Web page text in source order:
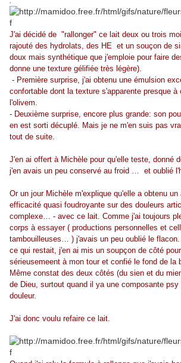
J'ai décidé de "rallonger" ce lait deux ou trois
rajouté des hydrolats, des HE et un souçon de
doux mais synthétique que j'emploie pour faire
donne une texture gélifiée très légère).
- Première surprise, j'ai obtenu une émulsion
confortable dont la texture s'apparente presque
l'olivem.
- Deuxième surprise, encore plus grande: son
en est sorti décuplé. Mais je ne m'en suis pas
tout de suite.
J'en ai offert à Michèle pour qu'elle teste, donné
j'en avais un peu conservé au froid … et oublié
Or un jour Michèle m'explique qu'elle a obtenu un
efficacité quasi foudroyante sur des douleurs
complexe… - avec ce lait. Comme j'ai toujours
corps à essayer ( productions personnelles et
tambouilleuses… ) j'avais un peu oublié le
ce qui restait, j'en ai mis un soupçon de côté
sérieusemeent à mon tour et confié le fond de la
Même constat des deux côtés (du sien et du
de Dieu, surtout quand il ya une composante psy
douleur.
J'ai donc voulu refaire ce lait.